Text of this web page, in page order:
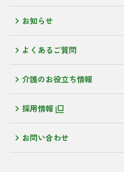
お知らせ
よくあるご質問
介護のお役立ち情報
採用情報
お問い合わせ